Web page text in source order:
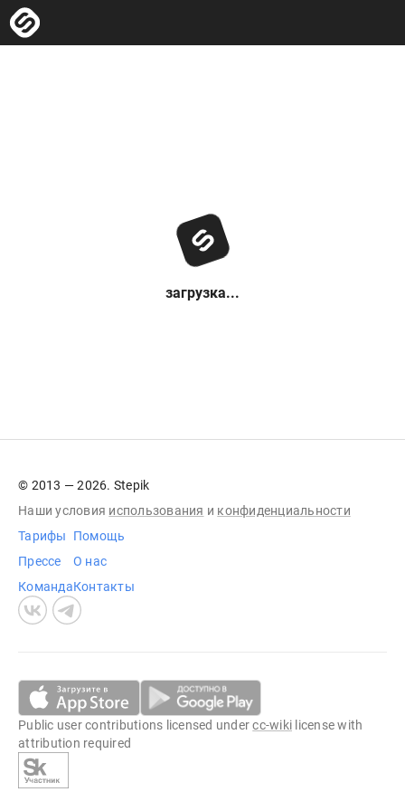
загрузка...
© 2013 — 2026. Stepik
Наши условия использования и конфиденциальности
Тарифы
Прессе
Команда
Помощь
О нас
Контакты
Public user contributions licensed undercc-wiki license with
attribution required